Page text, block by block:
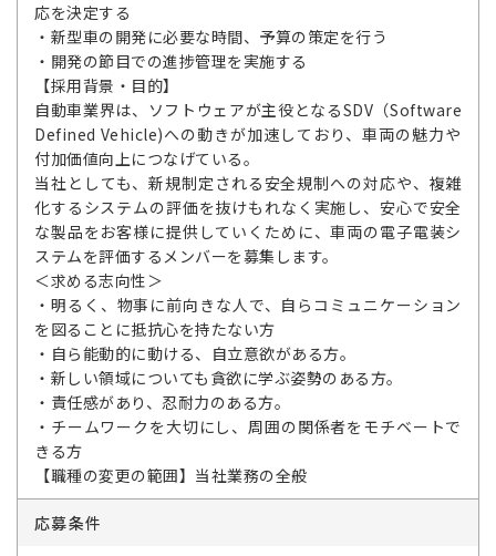
応を決定する
・新型車の開発に必要な時間、予算の策定を行う
・開発の節目での進捗管理を実施する
【採用背景・目的】
自動車業界は、ソフトウェアが主役となるSDV（Software
Defined Vehicle)への動きが加速しており、車両の魅力や
付加価値向上につなげている。
当社としても、新規制定される安全規制への対応や、複雑
化するシステムの評価を抜けもれなく実施し、安心で安全
な製品をお客様に提供していくために、車両の電子電装シ
ステムを評価するメンバーを募集します。
＜求める志向性＞
・明るく、物事に前向きな人で、自らコミュニケーション
を図ることに抵抗心を持たない方
・自ら能動的に動ける、自立意欲がある方。
・新しい領域についても貪欲に学ぶ姿勢のある方。
・責任感があり、忍耐力のある方。
・チームワークを大切にし、周囲の関係者をモチベートで
きる方
【職種の変更の範囲】当社業務の全般
応募条件